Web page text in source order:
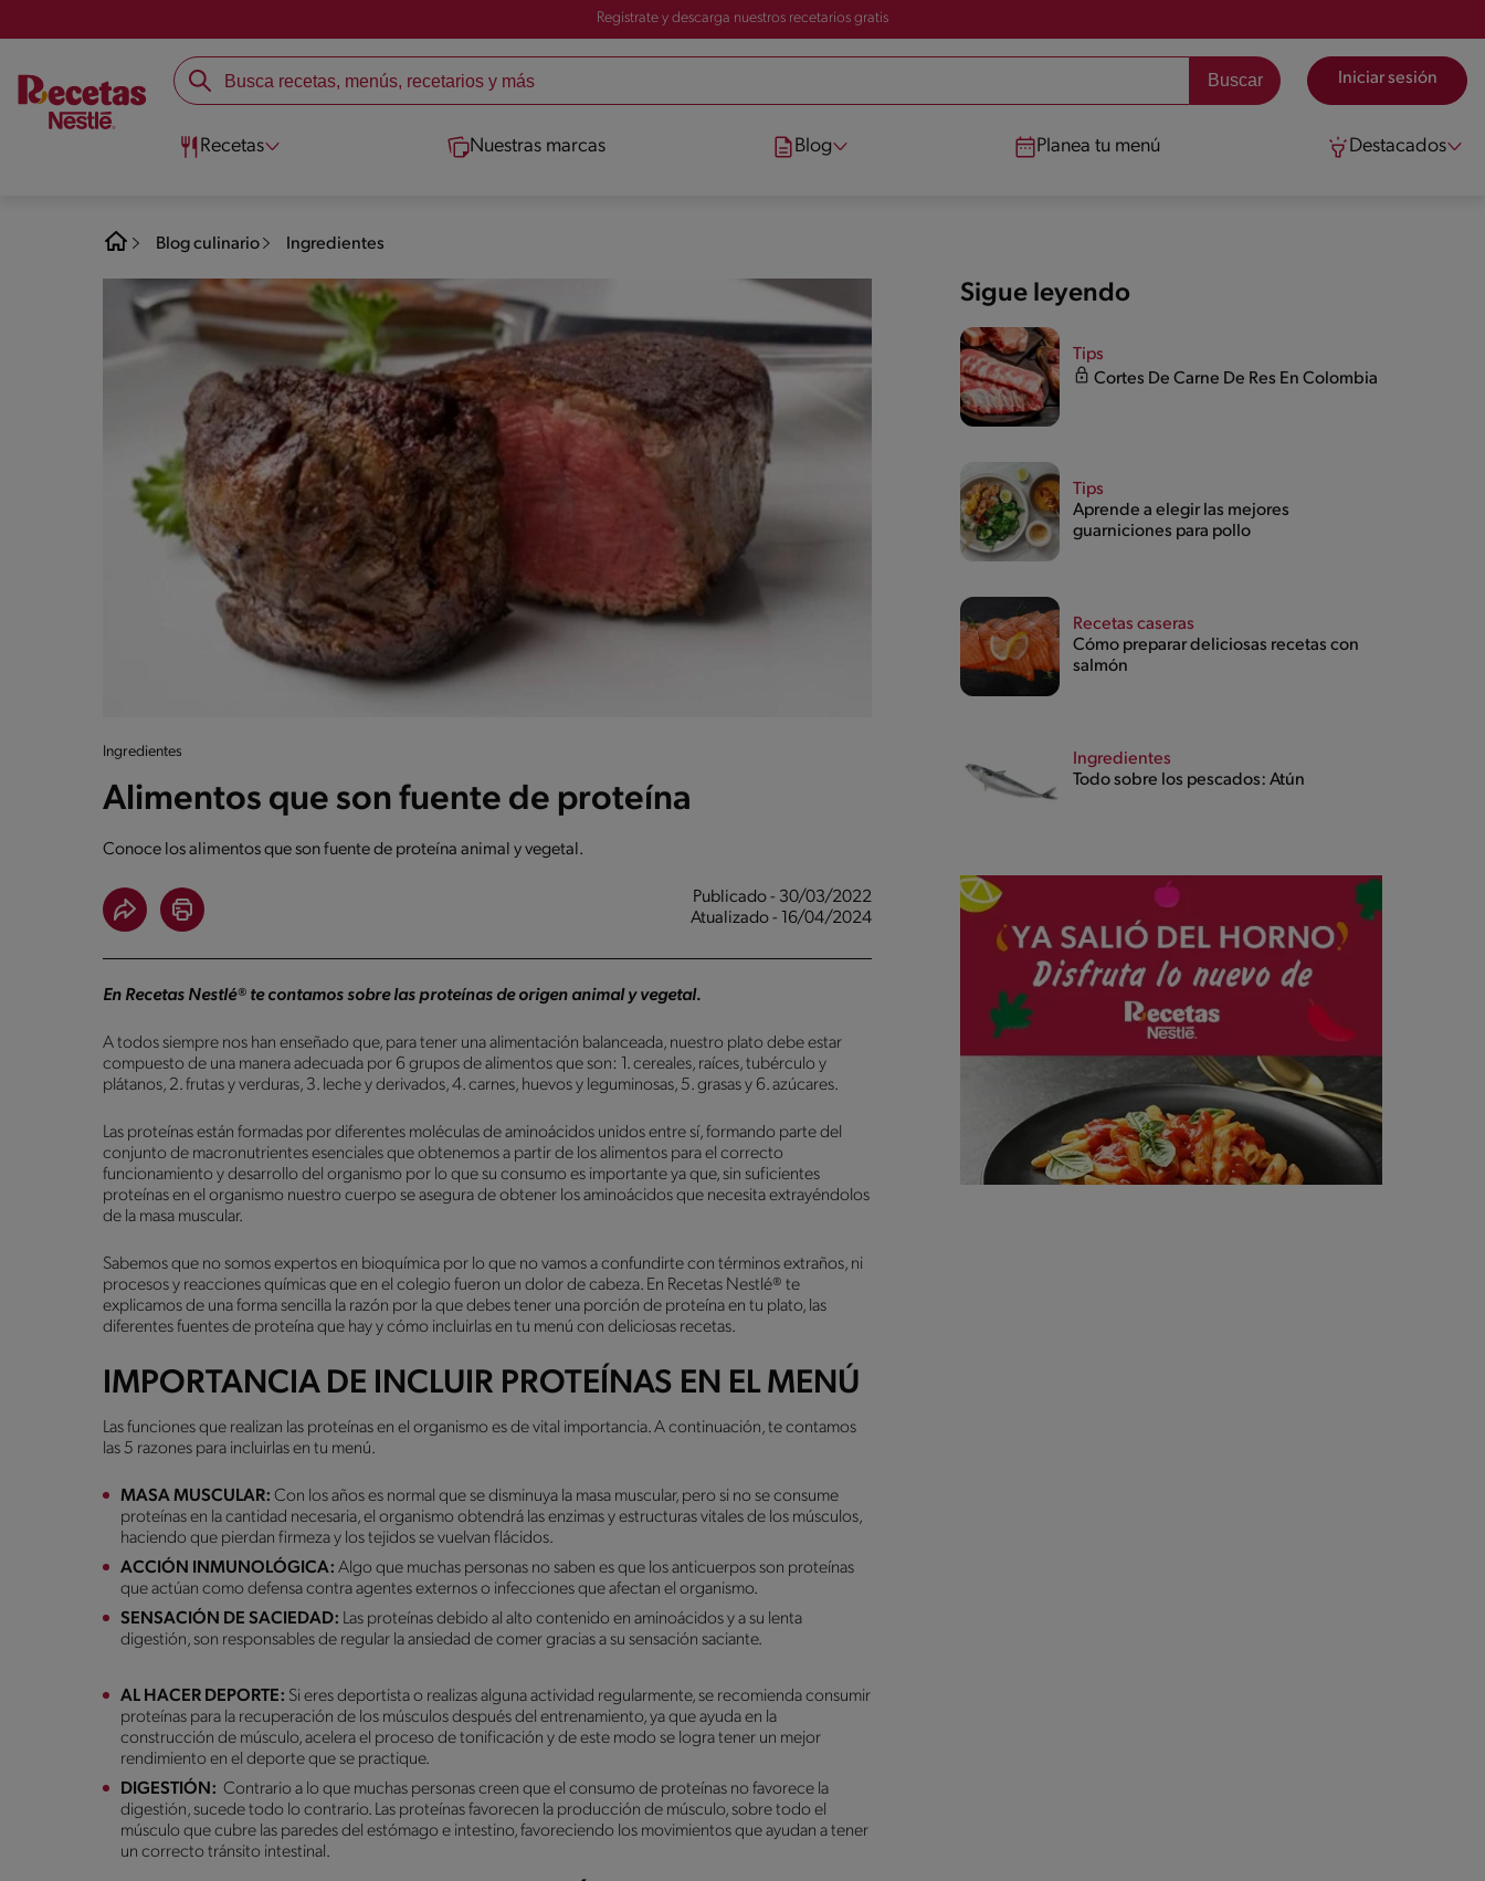
Registrate y descarga nuestros recetarios gratis
Iniciar sesión
Recetas Nuestras marcas Blog Planea tu menú Destacados
Blog culinario Ingredientes
Ingredientes
Alimentos que son fuente de proteína
Conoce los alimentos que son fuente de proteína animal y vegetal.
Publicado - 30/03/2022
Atualizado - 16/04/2024
En Recetas Nestlé® te contamos sobre las proteínas de origen animal y vegetal.
A todos siempre nos han enseñado que, para tener una alimentación balanceada, nuestro plato debe estar
compuesto de una manera adecuada por 6 grupos de alimentos que son: 1. cereales, raíces, tubérculo y
plátanos, 2. frutas y verduras, 3. leche y derivados, 4. carnes, huevos y leguminosas, 5. grasas y 6. azúcares.
Las proteínas están formadas por diferentes moléculas de aminoácidos unidos entre sí, formando parte del
conjunto de macronutrientes esenciales que obtenemos a partir de los alimentos para el correcto
funcionamiento y desarrollo del organismo por lo que su consumo es importante ya que, sin suficientes
proteínas en el organismo nuestro cuerpo se asegura de obtener los aminoácidos que necesita extrayéndolos
de la masa muscular.
Sabemos que no somos expertos en bioquímica por lo que no vamos a confundirte con términos extraños, ni
procesos y reacciones químicas que en el colegio fueron un dolor de cabeza. En Recetas Nestlé® te
explicamos de una forma sencilla la razón por la que debes tener una porción de proteína en tu plato, las
diferentes fuentes de proteína que hay y cómo incluirlas en tu menú con deliciosas recetas.
IMPORTANCIA DE INCLUIR PROTEÍNAS EN EL MENÚ
Las funciones que realizan las proteínas en el organismo es de vital importancia. A continuación, te contamos
las 5 razones para incluirlas en tu menú.
MASA MUSCULAR: Con los años es normal que se disminuya la masa muscular, pero si no se consume
proteínas en la cantidad necesaria, el organismo obtendrá las enzimas y estructuras vitales de los músculos,
haciendo que pierdan firmeza y los tejidos se vuelvan flácidos.
ACCIÓN INMUNOLÓGICA: Algo que muchas personas no saben es que los anticuerpos son proteínas
que actúan como defensa contra agentes externos o infecciones que afectan el organismo.
SENSACIÓN DE SACIEDAD: Las proteínas debido al alto contenido en aminoácidos y a su lenta
digestión, son responsables de regular la ansiedad de comer gracias a su sensación saciante.
AL HACER DEPORTE: Si eres deportista o realizas alguna actividad regularmente, se recomienda consumir
proteínas para la recuperación de los músculos después del entrenamiento, ya que ayuda en la
construcción de músculo, acelera el proceso de tonificación y de este modo se logra tener un mejor
rendimiento en el deporte que se practique.
DIGESTIÓN: Contrario a lo que muchas personas creen que el consumo de proteínas no favorece la
digestión, sucede todo lo contrario. Las proteínas favorecen la producción de músculo, sobre todo el
músculo que cubre las paredes del estómago e intestino, favoreciendo los movimientos que ayudan a tener
un correcto tránsito intestinal.
Sigue leyendo
Tips
Cortes De Carne De Res En Colombia
Tips
Aprende a elegir las mejores
guarniciones para pollo
Recetas caseras
Cómo preparar deliciosas recetas con
salmón
Ingredientes
Todo sobre los pescados: Atún